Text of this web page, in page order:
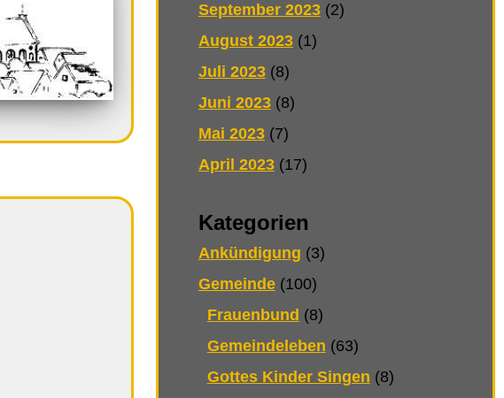
September 2023(2)
August 2023(1)
Juli 2023(8)
Juni 2023(8)
Mai 2023(7)
April 2023(17)
Kategorien
Ankündigung (3)
Gemeinde(100)
Frauenbund (8)
Gemeindeleben (63)
Gottes Kinder Singen (8)